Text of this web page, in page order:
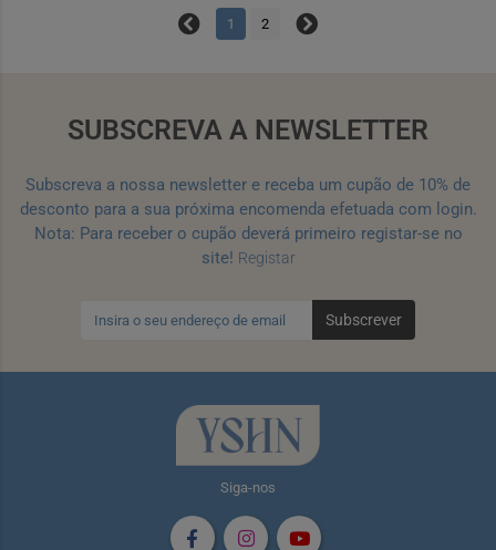
1 2
SUBSCREVA A NEWSLETTER
Subscreva a nossa newsletter e receba um cupão de 10% de
desconto para a sua próxima encomenda efetuada com login.
Nota: Para receber o cupão deverá primeiro registar-se no
site! Registar
Subscrever
Siga-nos